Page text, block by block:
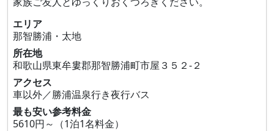
エリア
那智勝浦・太地
所在地
和歌山県東牟婁郡那智勝浦町市屋３５２‐２
アクセス
車以外／勝浦温泉行き夜行バス
最も安い参考料金
5610円～（1泊1名料金）